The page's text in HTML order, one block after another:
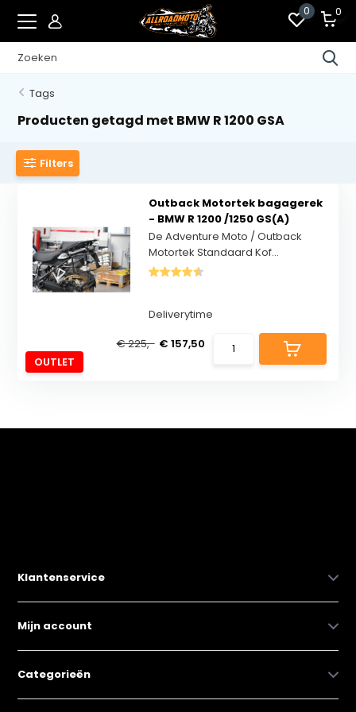
0 0
Tags
Producten getagd met BMW R 1200 GSA
Filters
OUTLET
Outback Motortek bagagerek
- BMW R 1200 /1250 GS(A)
De Adventure Moto / Outback
Motortek Standaard Kof...
Deliverytime
€ 225,- € 157,50
Klantenservice
Mijn account
Categorieën